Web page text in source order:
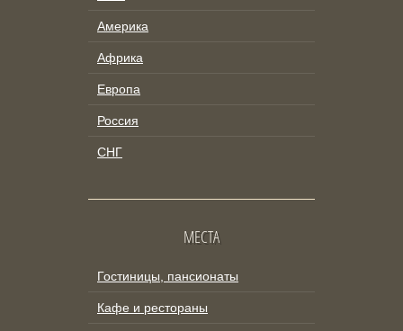
Америка
Африка
Европа
Россия
СНГ
МЕСТА
Гостиницы, пансионаты
Кафе и рестораны